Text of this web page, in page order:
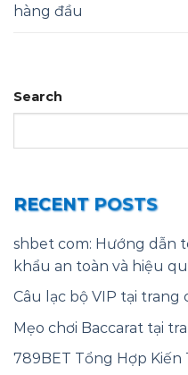
hàng đầu
Search
RECENT POSTS
shbet com: Hướng dẫn
khẩu an toàn và hiệu
Câu lạc bộ VIP tại trang
Mẹo chơi Baccarat tại
789BET Tổng Hợp Kiến